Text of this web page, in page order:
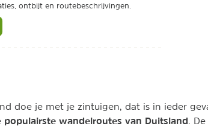
ontbijt en routebeschrijvingen.
doe je met je zintuigen, dat is in ieder
populairste wandelroutes van Duitsland .